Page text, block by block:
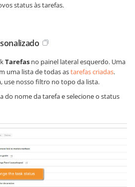
status às tarefas.
Tarefas no painel lateral esquerdo. Uma
uma lista de todas astarefas criadas.
use nosso filtro no topo da lista.
do nome da tarefa e selecione o status